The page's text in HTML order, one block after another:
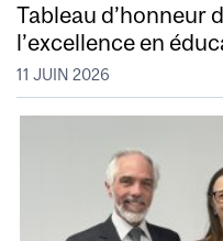
Tableau d’honneur
l’excellence en
11 JUIN 2026